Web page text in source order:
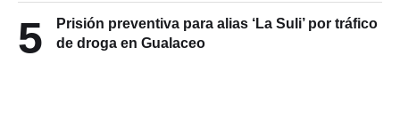
5
Prisión preventiva para alias ‘La Suli’ por tráfico
de droga en Gualaceo